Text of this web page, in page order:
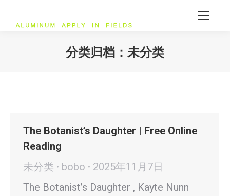
分类归档： 未分类
The Botanist’s Daughter | Free Online
Reading
未分类
bobo
2025年11月7日
The Botanist’s Daughter , Kayte Nunn